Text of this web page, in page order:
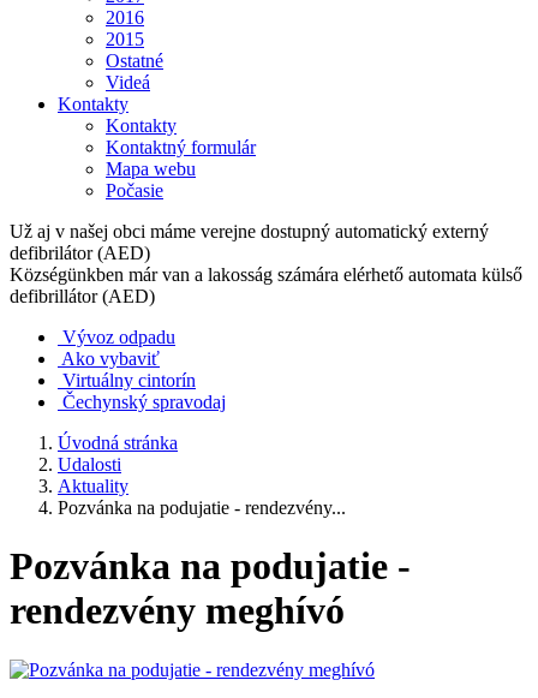
2016
2015
Ostatné
Videá
Kontakty
Kontakty
Kontaktný formulár
Mapa webu
Počasie
Už aj v našej obci máme verejne dostupný automatický externý
defibrilátor (AED)
Községünkben már van a lakosság számára elérhető automata külső
defibrillátor (AED)
Vývoz odpadu
Ako vybaviť
Virtuálny cintorín
Čechynský spravodaj
Úvodná stránka
Udalosti
Aktuality
Pozvánka na podujatie - rendezvény...
Pozvánka na podujatie -
rendezvény meghívó